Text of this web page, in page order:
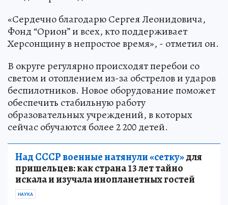
«Сердечно благодарю Сергея Леонидовича,
Фонд “Орион” и всех, кто поддерживает
Херсонщину в непростое время», - отметил он.
В округе регулярно происходят перебои со
светом и отоплением из-за обстрелов и ударов
беспилотников. Новое оборудование поможет
обеспечить стабильную работу
образовательных учреждений, в которых
сейчас обучаются более 2 200 детей.
Над СССР военные натянули «сетку»для
пришельцев: как страна 13 лет тайно
искала и изучала инопланетных гостей
НАУКА